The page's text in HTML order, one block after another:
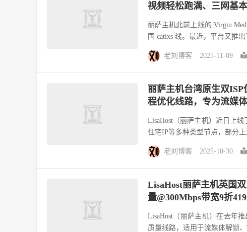
视频轻松跑满、三网基
丽萨主机此前上线的 Virgin
国 catixs 线。最近，平台又推出
老刘博客 2025-11-09
丽萨主机台湾原生双ISP
程优化线路，专为流媒
LisaHost（丽萨主机）近日上
住宅IP等多种类型节点，部分
老刘博客 2025-10-30
LisaHost丽萨主机英国
量@300Mbps带宽9折
LisaHost（丽萨主机）在去年
质量线路，适用于流媒体解锁